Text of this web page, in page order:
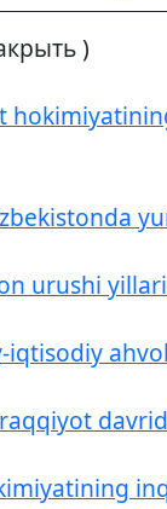
)
urushi
iqtisodiy